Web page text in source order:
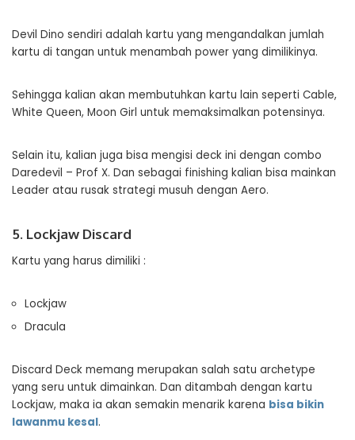
Devil Dino sendiri adalah kartu yang mengandalkan jumlah
kartu di tangan untuk menambah power yang dimilikinya.
Sehingga kalian akan membutuhkan kartu lain seperti Cable,
White Queen, Moon Girl untuk memaksimalkan potensinya.
Selain itu, kalian juga bisa mengisi deck ini dengan combo
Daredevil – Prof X. Dan sebagai finishing kalian bisa mainkan
Leader atau rusak strategi musuh dengan Aero.
5. Lockjaw Discard
Kartu yang harus dimiliki :
Lockjaw
Dracula
Discard Deck memang merupakan salah satu archetype
yang seru untuk dimainkan. Dan ditambah dengan kartu
Lockjaw, maka ia akan semakin menarik karena bisa bikin
lawanmu kesal.